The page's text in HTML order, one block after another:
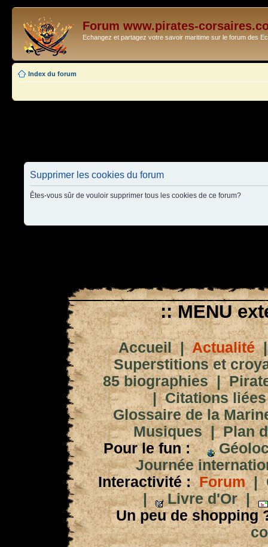
Forum www.pirates-
Echangez et partagez votre savoir maritime sur le forum des
Index du forum
Supprimer les cookies du forum
Êtes-vous sûr de vouloir supprimer tous les cookies de ce forum?
:: MENU
Accueil|Actualité
Superstitions et
85 biographies|
|Citations
Glossaire de la
Musiques|Plan
Pour le fun :
Journée
Interactivité : Forum|
|
Livre d'Or|
Un peu de shopping